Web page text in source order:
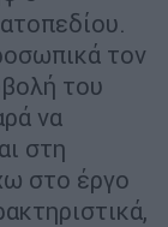
τον
του
να
στη
στο έργο